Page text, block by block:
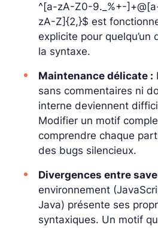
^[a-zA-Z0-9._%+-
zA-Z]{2,}$ est
explicite pour quelqu’un
la syntaxe.
Maintenance délicate :
sans commentaires ni
interne deviennent
Modifier un motif
comprendre chaque
des bugs silencieux.
Divergences entre
environnement
Java) présente ses
syntaxiques. Un motif